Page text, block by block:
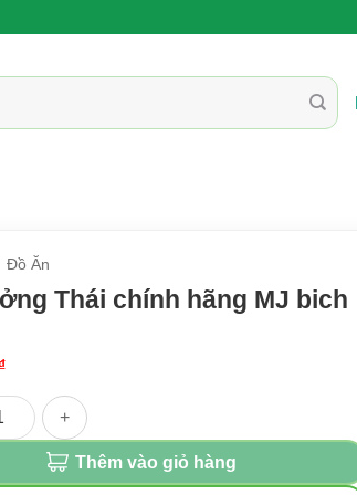
Đồ Ăn
Thái chính hãng MJ bich
chính hãng MJ bich 800g số lượng
Thêm vào giỏ hàng